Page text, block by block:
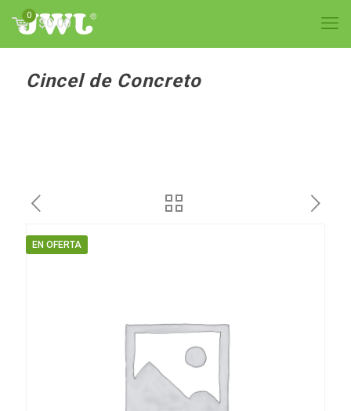
0
$0.00
Cincel de Concreto
EN OFERTA